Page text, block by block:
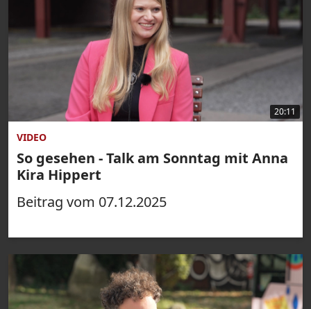
20:11
VIDEO
So gesehen - Talk am Sonntag mit Anna
Kira Hippert
Beitrag vom 07.12.2025